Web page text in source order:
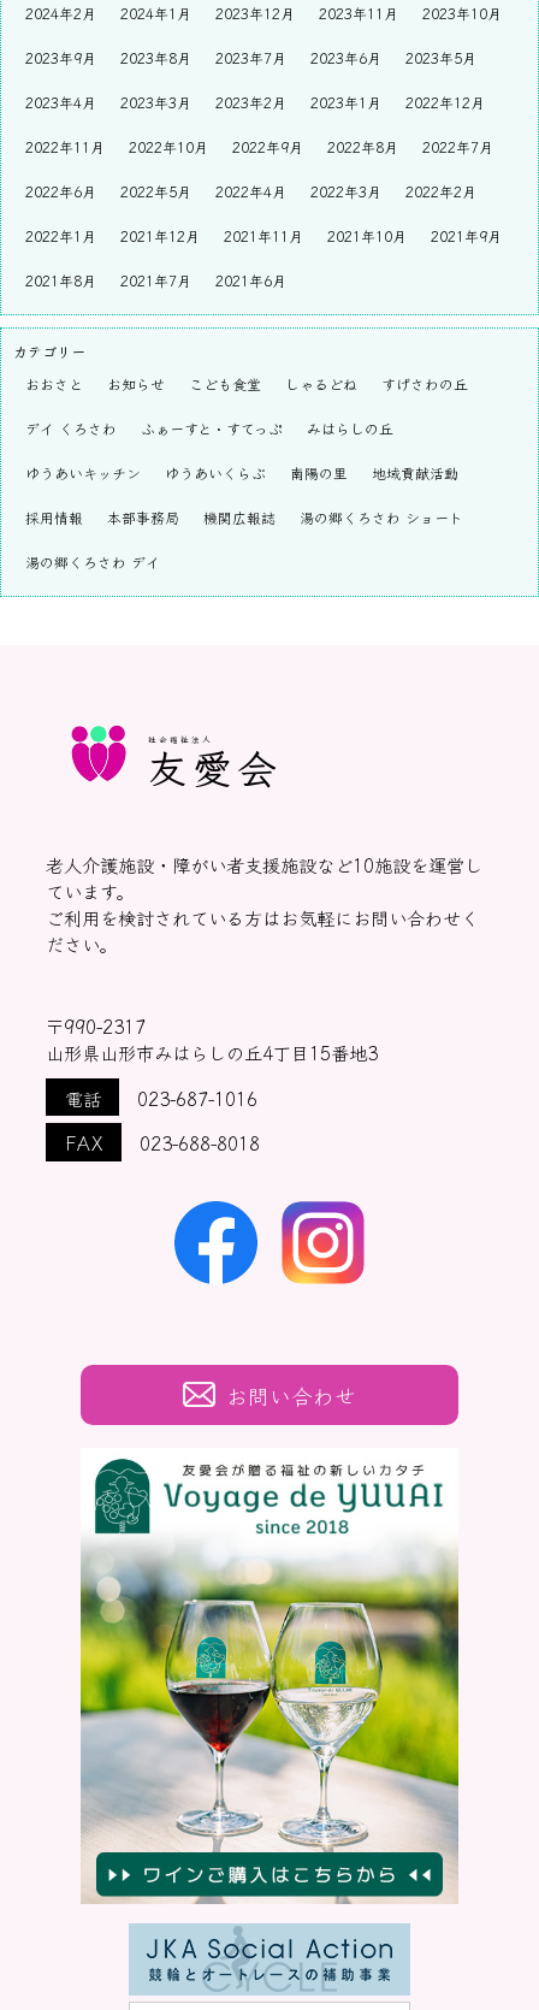
2024年2月 2024年1月 2023年12月 2023年11月 2023年10月
2023年9月 2023年8月 2023年7月 2023年6月 2023年5月
2023年4月 2023年3月 2023年2月 2023年1月 2022年12月
2022年11月 2022年10月 2022年9月 2022年8月 2022年7月
2022年6月 2022年5月 2022年4月 2022年3月 2022年2月
2022年1月 2021年12月 2021年11月 2021年10月 2021年9月
2021年8月 2021年7月 2021年6月
カテゴリー
おおさと
お知らせ こども食堂 しゃるどね すげさわの丘
デイ くろさわ ふぁーすと・すてっぷ みはらしの丘
ゆうあいキッチン ゆうあいくらぶ 南陽の里 地域貢献活動
採用情報 本部事務局 機関広報誌 湯の郷くろさわ ショート
湯の郷くろさわ デイ
社会福祉法人
友愛会
老人介護施設・障がい者支援施設など10施設を運営し
ています。
ご利用を検討されている方はお気軽にお問い合わせく
ださい。
〒990-2317
山形県山形市みはらしの丘4丁目15番地3
電話
023-687-1016
FAX
023-688-8018
お問い合わせ